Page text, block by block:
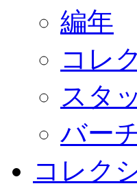
編年
コレ
スタ
バー
コレク